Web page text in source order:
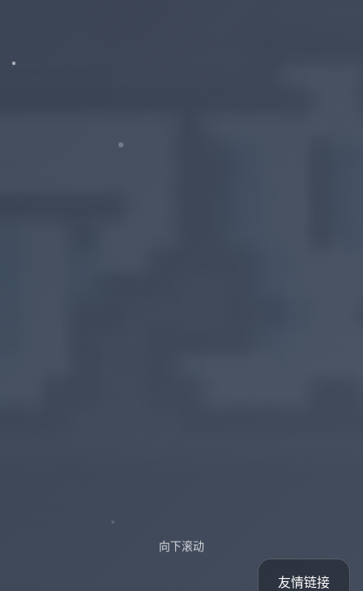
向下滚动
友情链接